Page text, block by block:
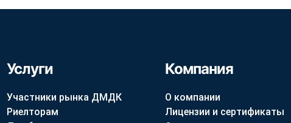
Услуги
Участники рынка ДМДК
Риелторам
Компания
О компании
Лицензии и сертификаты